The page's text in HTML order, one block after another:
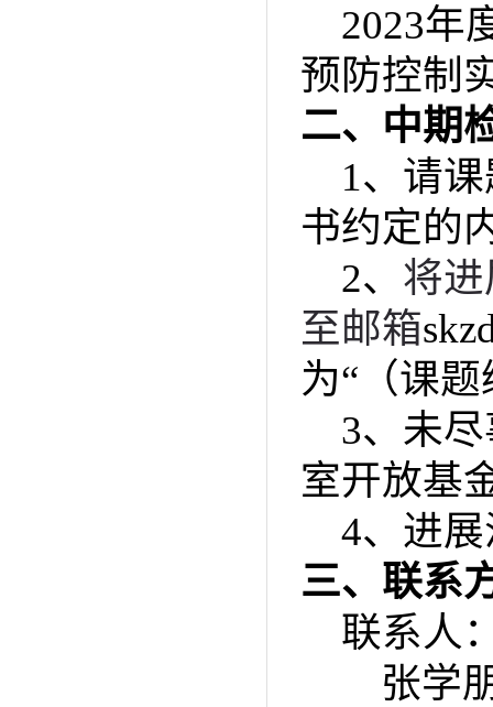
2023年
预防控制
二、中期
1、请
书约定的
2、 将
至邮箱
为“（课
3、未
室开放基
4、进
三、联系
联系人
张学